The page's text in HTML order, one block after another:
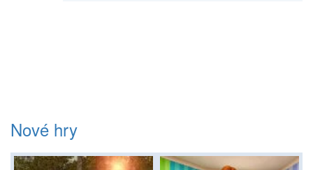
Nové hry